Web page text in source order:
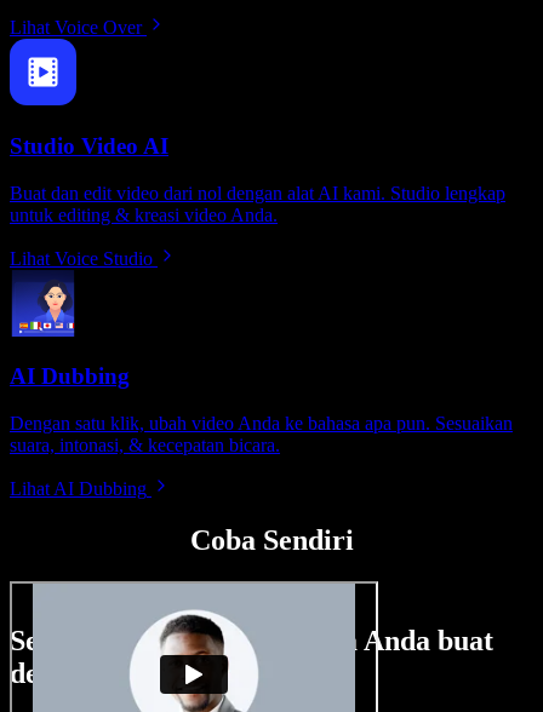
Lihat Voice Over
Studio Video AI
Buat dan edit video dari nol dengan alat AI kami. Studio lengkap
untuk editing & kreasi video Anda.
Lihat Voice Studio
AI Dubbing
Dengan satu klik, ubah video Anda ke bahasa apa pun. Sesuaikan
suara, intonasi, & kecepatan bicara.
Lihat AI Dubbing
Coba Sendiri
Sedikit contoh hal yang bisa Anda buat
dengan Speechify Studio.